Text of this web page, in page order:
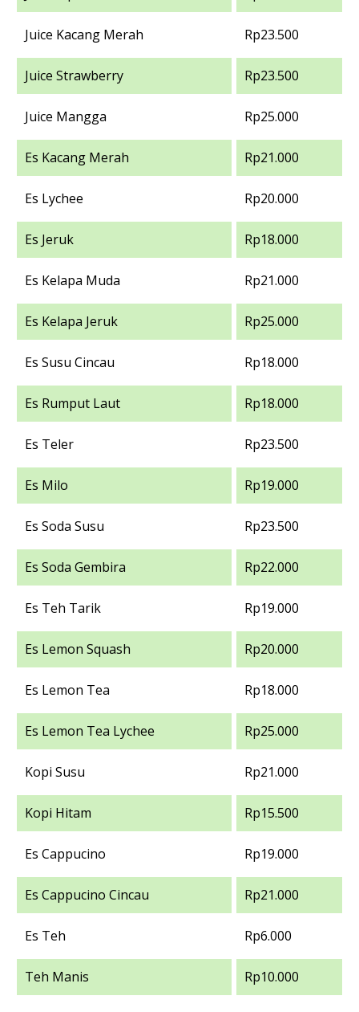
Juice Kacang Merah Rp23.500
Juice Strawberry Rp23.500
Juice Mangga Rp25.000
Es Kacang Merah Rp21.000
Es Lychee Rp20.000
Es Jeruk Rp18.000
Es Kelapa Muda Rp21.000
Es Kelapa Jeruk Rp25.000
Es Susu Cincau Rp18.000
Es Rumput Laut Rp18.000
Es Teler Rp23.500
Es Milo Rp19.000
Es Soda Susu Rp23.500
Es Soda Gembira Rp22.000
Es Teh Tarik Rp19.000
Es Lemon Squash Rp20.000
Es Lemon Tea Rp18.000
Es Lemon Tea Lychee Rp25.000
Kopi Susu Rp21.000
Kopi Hitam Rp15.500
Es Cappucino Rp19.000
Es Cappucino Cincau Rp21.000
Es Teh Rp6.000
Teh Manis Rp10.000